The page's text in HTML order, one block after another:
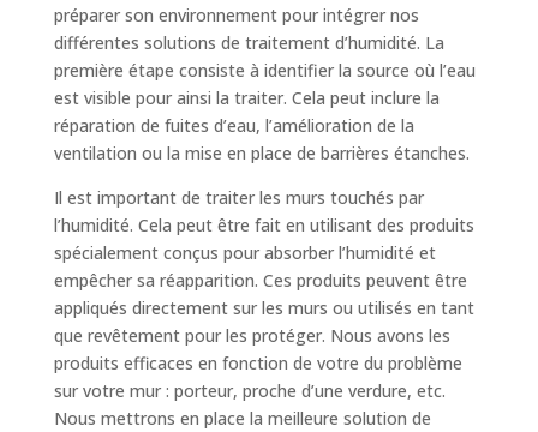
préparer son environnement pour intégrer nos
différentes solutions de traitement d’humidité. La
première étape consiste à identifier la source où l’eau
est visible pour ainsi la traiter. Cela peut inclure la
réparation de fuites d’eau, l’amélioration de la
ventilation ou la mise en place de barrières étanches.
Il est important de traiter les murs touchés par
l’humidité. Cela peut être fait en utilisant des produits
spécialement conçus pour absorber l’humidité et
empêcher sa réapparition. Ces produits peuvent être
appliqués directement sur les murs ou utilisés en tant
que revêtement pour les protéger. Nous avons les
produits efficaces en fonction de votre du problème
sur votre mur : porteur, proche d’une verdure, etc.
Nous mettrons en place la meilleure solution de